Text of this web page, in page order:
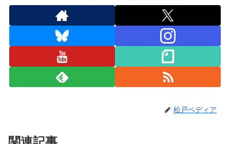
松戸ペディア